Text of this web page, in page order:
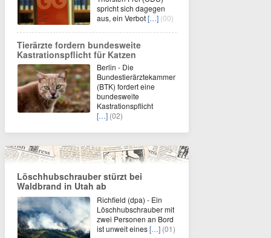
spricht sich dagegen
aus, ein Verbot[…] (00)
Tierärzte fordern bundesweite
Kastrationspflicht für Katzen
Berlin - Die
Bundestierärztekammer
(BTK) fordert eine
bundesweite
Kastrationspflicht
[…] (02)
Löschhubschrauber stürzt bei
Waldbrand in Utah ab
Richfield (dpa) - Ein
Löschhubschrauber mit
zwei Personen an Bord
ist unweit eines[…] (01)